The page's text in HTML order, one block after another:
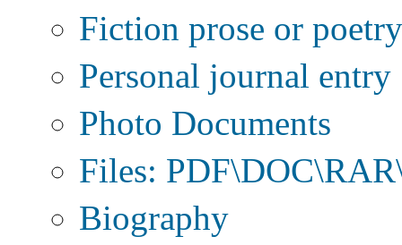
Fiction prose or poetry
Personal journal entry
Photo Documents
Files:
Biography